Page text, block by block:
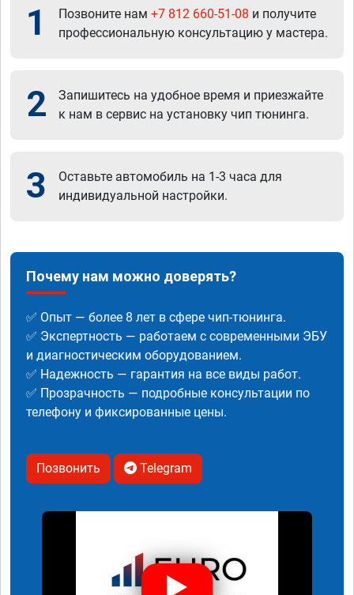
1 Позвоните нам +7 812 660-51-08 и получите
профессиональную консультацию у мастера.
2
Запишитесь на удобное время и приезжайте
к нам в сервис на установку чип тюнинга.
3
Оставьте автомобиль на 1-3 часа для
индивидуальной настройки.
Почему нам можно доверять?
✅ Опыт — более 8 лет в сфере чип-тюнинга.
✅ Экспертность — работаем с современными ЭБУ
и диагностическим оборудованием.
✅ Надежность — гарантия на все виды работ.
✅ Прозрачность — подробные консультации по
телефону и фиксированные цены.
Позвонить Telegram